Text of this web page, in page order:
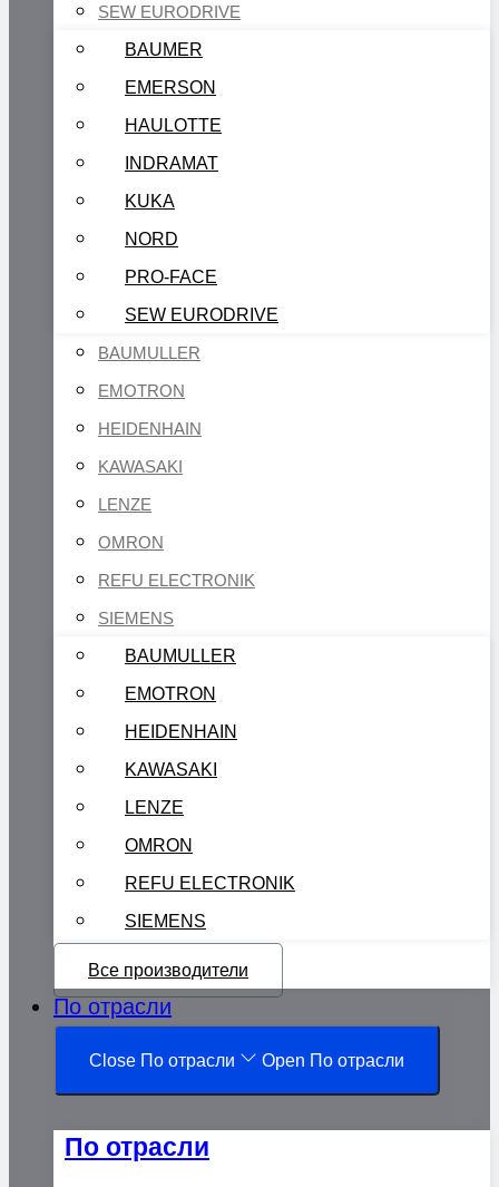
SEW EURODRIVE
BAUMER
EMERSON
HAULOTTE
INDRAMAT
KUKA
NORD
PRO-FACE
SEW EURODRIVE
BAUMULLER
EMOTRON
HEIDENHAIN
KAWASAKI
LENZE
OMRON
REFU ELECTRONIK
SIEMENS
BAUMULLER
EMOTRON
HEIDENHAIN
KAWASAKI
LENZE
OMRON
REFU ELECTRONIK
SIEMENS
Все производители
По отрасли
Close По отрасли Open По отрасли
По отрасли